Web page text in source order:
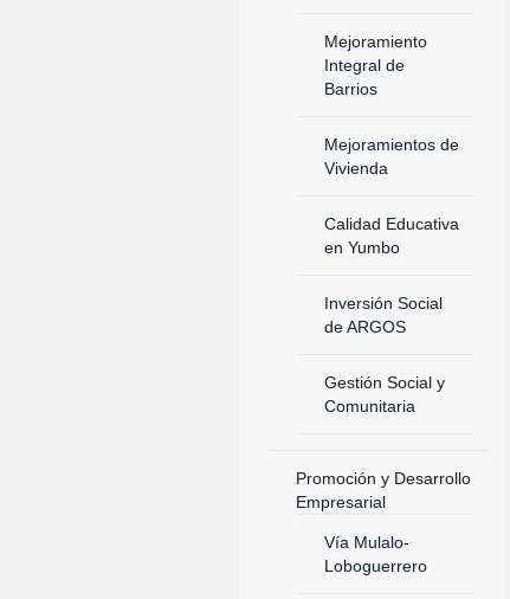
Mejoramiento
Integral de
Barrios
Mejoramientos de
Vivienda
Calidad Educativa
en Yumbo
Inversión Social
de ARGOS
Gestión Social y
Comunitaria
Promoción y Desarrollo
Empresarial
Vía Mulalo-
Loboguerrero